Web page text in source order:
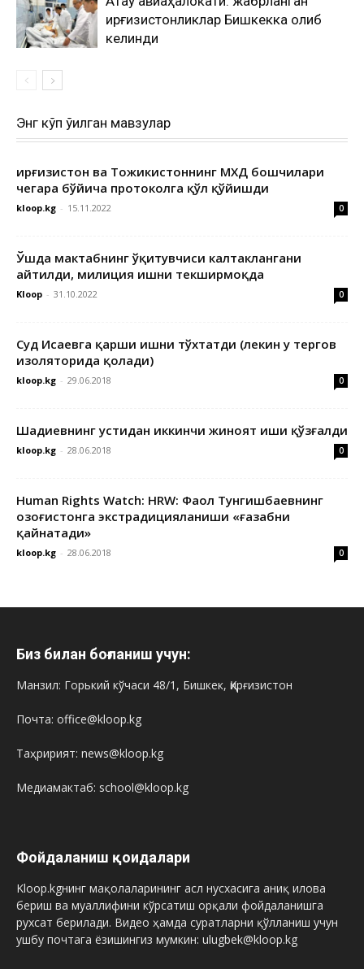
қирғизистонликлар Бишкекка олиб
келинди
Энг кўп ўқилган мавзулар
Қирғизистон ва Тожикистоннинг МХДҚ бошчилари
чегара бўйича протоколга қўл қўйишди
kloop.kg - 15.11.2022 0
Ўшда мактабнинг ўқитувчиси калтаклангани
айтилди, милиция ишни текширмоқда
Kloop - 31.10.2022 0
Суд Исаевга қарши ишни тўхтатди (лекин у тергов
изоляторида қолади)
kloop.kg - 29.06.2018 0
Шадиевнинг устидан иккинчи жиноят иши қўзғалди
kloop.kg - 28.06.2018 0
Human Rights Watch: HRW: Фаол Тунгишбаевнинг
Қозоғистонга экстрадицияланиши «ғазабни
қайнатади»
kloop.kg - 28.06.2018 0
Биз билан боғланиш учун:
Манзил: Горький кўчаси 48/1, Бишкек, Қирғизистон
Почта: office@kloop.kg
Таҳририят: news@kloop.kg
Медиамактаб: school@kloop.kg
Фойдаланиш қоидалари
Kloop.kgнинг мақолаларининг асл нусхасига аниқ илова
бериш ва муаллифини кўрсатиш орқали фойдаланишга
рухсат берилади. Видео ҳамда суратларни қўлланиш учун
ушбу почтага ёзишингиз мумкин: ulugbek@kloop.kg